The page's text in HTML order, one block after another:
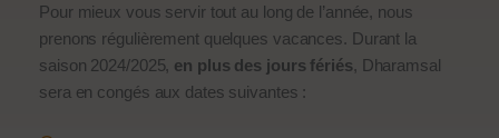
Pour mieux vous servir tout au long de l’année, nous
prenons régulièrement quelques vacances. Durant la
saison 2024/2025, en plus des jours fériés, Dharamsal
sera en congés aux dates suivantes :